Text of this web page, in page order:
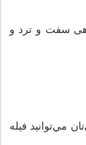
سفت و ترد و
مي‌توانيد فيله